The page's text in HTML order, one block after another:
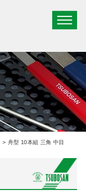
舟型 10本組 三角 中目